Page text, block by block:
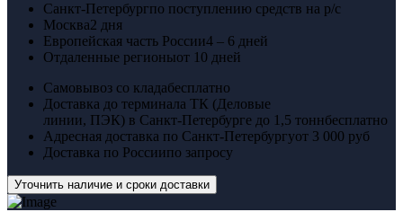
Санкт-Петербургпо поступлению средств на р/с
Москва2 дня
Европейская часть России4 – 6 дней
Отдаленные регионыот 10 дней
Самовывоз со кладабесплатно
Доставка до терминала ТК (Деловые
линии, ПЭК) в Санкт-Петербурге до 1,5 тоннбесплатно
Адресная доставка по Санкт-Петербургуот 3 000 руб
Доставка по Россиипо запросу
Уточнить наличие и сроки доставки